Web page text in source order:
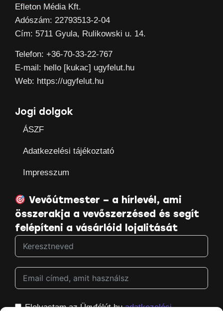
Efleton Média Kft.
Adószám: 22793513-2-04
Cím: 5711 Gyula, Rulikowski u. 14.
Telefon: +36-70-33-22-767
E-mail: hello [kukac] ugyfelut.hu
Web: https://ugyfelut.hu
Jogi dolgok
ÁSZF
Adatkezelési tájékoztató
Impresszum
Vevőútmester – a hírlevél, ami
összerakja a vevőszerzésed és segít
felépíteni a vásárlóid lojalitását
Elolvastam az Ügyfélút.huadatkezelési